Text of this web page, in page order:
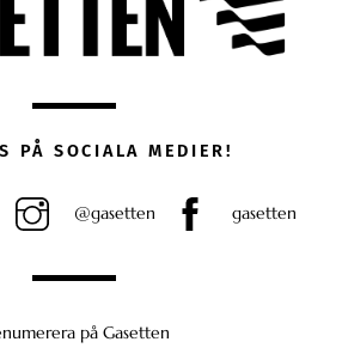
PÅ SOCIALA MEDIER!
@gasetten gasetten
på Gasetten